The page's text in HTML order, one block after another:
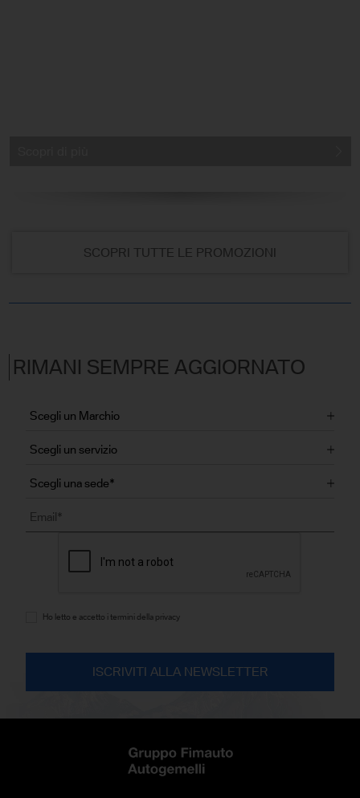
SCOPRI TUTTE LE PROMOZIONI
RIMANI SEMPRE AGGIORNATO
Ho letto e accetto i termini della privacy